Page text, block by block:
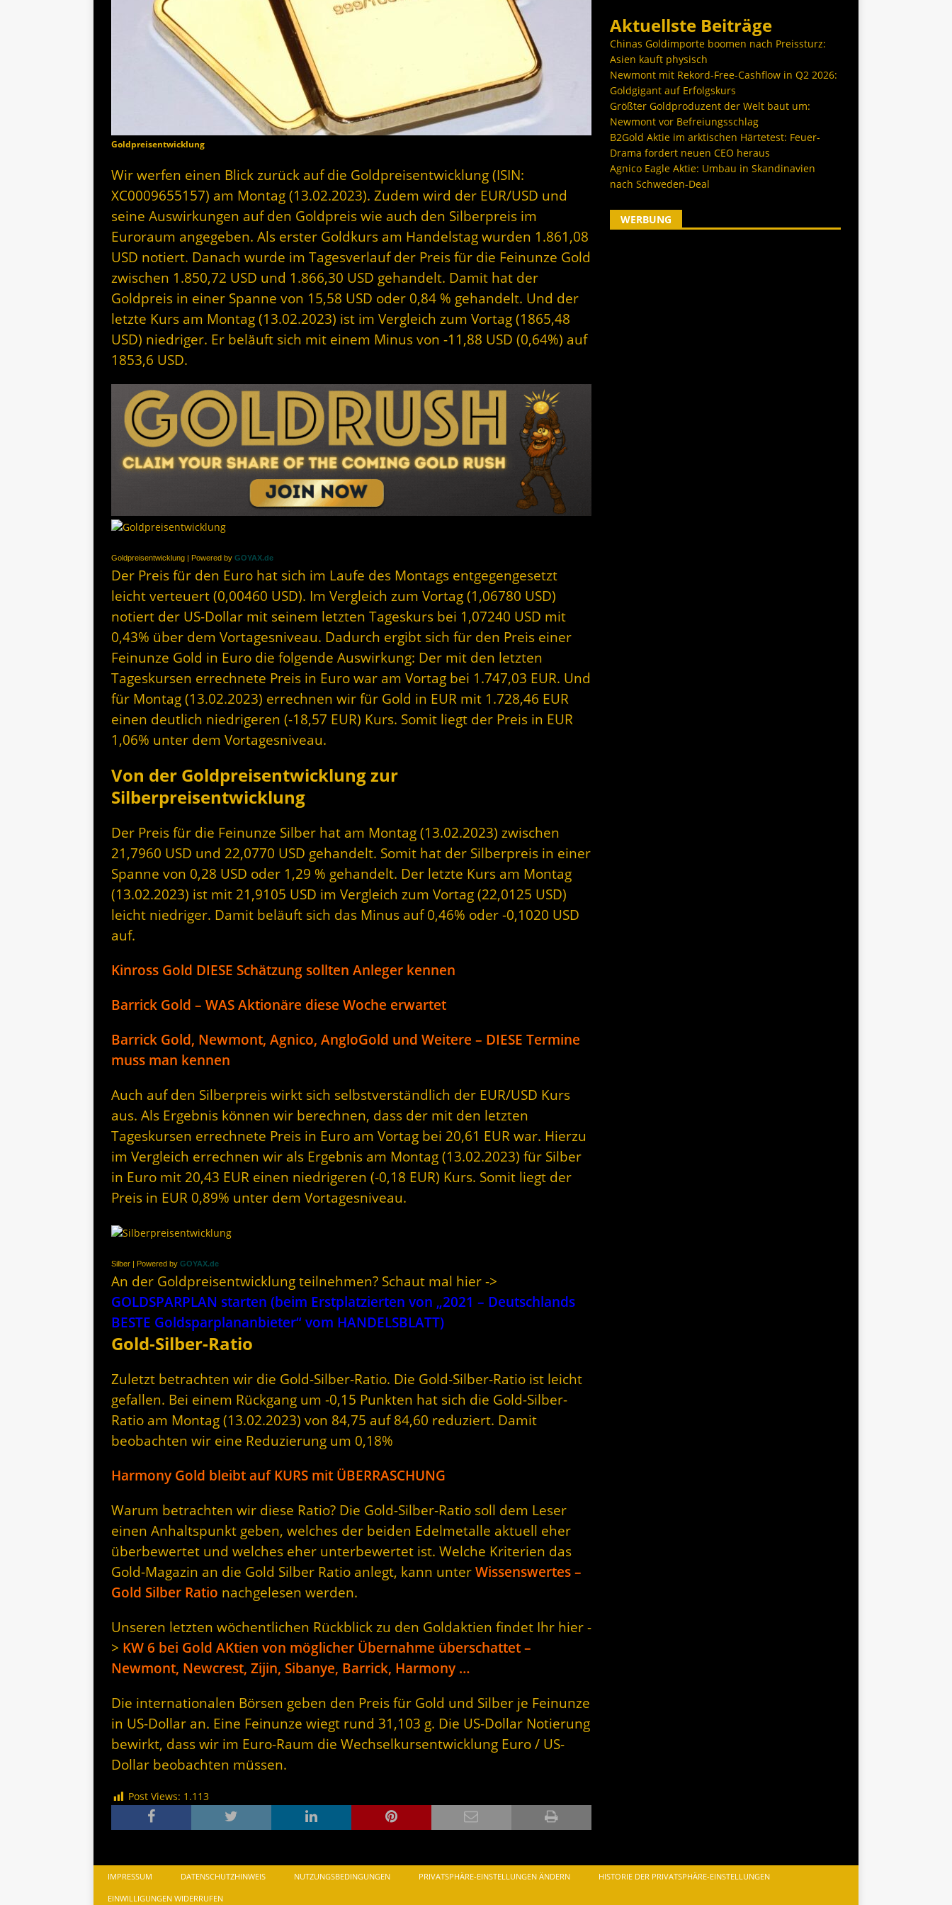
Goldpreisentwicklung
Wir werfen einen Blick zurück auf die Goldpreisentwicklung (ISIN:
XC0009655157) am Montag (13.02.2023). Zudem wird der EUR/USD und
seine Auswirkungen auf den Goldpreis wie auch den Silberpreis im
Euroraum angegeben. Als erster Goldkurs am Handelstag wurden 1.861,08
USD notiert. Danach wurde im Tagesverlauf der Preis für die Feinunze Gold
zwischen 1.850,72 USD und 1.866,30 USD gehandelt. Damit hat der
Goldpreis in einer Spanne von 15,58 USD oder 0,84 % gehandelt. Und der
letzte Kurs am Montag (13.02.2023) ist im Vergleich zum Vortag (1865,48
USD) niedriger. Er beläuft sich mit einem Minus von -11,88 USD (0,64%) auf
1853,6 USD.
Goldpreisentwicklung | Powered by GOYAX.de
Der Preis für den Euro hat sich im Laufe des Montags entgegengesetzt
leicht verteuert (0,00460 USD). Im Vergleich zum Vortag (1,06780 USD)
notiert der US-Dollar mit seinem letzten Tageskurs bei 1,07240 USD mit
0,43% über dem Vortagesniveau. Dadurch ergibt sich für den Preis einer
Feinunze Gold in Euro die folgende Auswirkung: Der mit den letzten
Tageskursen errechnete Preis in Euro war am Vortag bei 1.747,03 EUR. Und
für Montag (13.02.2023) errechnen wir für Gold in EUR mit 1.728,46 EUR
einen deutlich niedrigeren (-18,57 EUR) Kurs. Somit liegt der Preis in EUR
1,06% unter dem Vortagesniveau.
Von der Goldpreisentwicklung zur
Silberpreisentwicklung
Der Preis für die Feinunze Silber hat am Montag (13.02.2023) zwischen
21,7960 USD und 22,0770 USD gehandelt. Somit hat der Silberpreis in einer
Spanne von 0,28 USD oder 1,29 % gehandelt. Der letzte Kurs am Montag
(13.02.2023) ist mit 21,9105 USD im Vergleich zum Vortag (22,0125 USD)
leicht niedriger. Damit beläuft sich das Minus auf 0,46% oder -0,1020 USD
auf.
Kinross Gold DIESE Schätzung sollten Anleger kennen
Barrick Gold – WAS Aktionäre diese Woche erwartet
Barrick Gold, Newmont, Agnico, AngloGold und Weitere – DIESE Termine
muss man kennen
Auch auf den Silberpreis wirkt sich selbstverständlich der EUR/USD Kurs
aus. Als Ergebnis können wir berechnen, dass der mit den letzten
Tageskursen errechnete Preis in Euro am Vortag bei 20,61 EUR war. Hierzu
im Vergleich errechnen wir als Ergebnis am Montag (13.02.2023) für Silber
in Euro mit 20,43 EUR einen niedrigeren (-0,18 EUR) Kurs. Somit liegt der
Preis in EUR 0,89% unter dem Vortagesniveau.
Silber | Powered by GOYAX.de
An der Goldpreisentwicklung teilnehmen? Schaut mal hier ->
GOLDSPARPLAN starten (beim Erstplatzierten von „2021 – Deutschlands
BESTE Goldsparplananbieter“ vom HANDELSBLATT)
Gold-Silber-Ratio
Zuletzt betrachten wir die Gold-Silber-Ratio. Die Gold-Silber-Ratio ist leicht
gefallen. Bei einem Rückgang um -0,15 Punkten hat sich die Gold-Silber-
Ratio am Montag (13.02.2023) von 84,75 auf 84,60 reduziert. Damit
beobachten wir eine Reduzierung um 0,18%
Harmony Gold bleibt auf KURS mit ÜBERRASCHUNG
Warum betrachten wir diese Ratio? Die Gold-Silber-Ratio soll dem Leser
einen Anhaltspunkt geben, welches der beiden Edelmetalle aktuell eher
überbewertet und welches eher unterbewertet ist. Welche Kriterien das
Gold-Magazin an die Gold Silber Ratio anlegt, kann unter Wissenswertes –
Gold Silber Ratio nachgelesen werden.
Unseren letzten wöchentlichen Rückblick zu den Goldaktien findet Ihr hier -
> KW 6 bei Gold AKtien von möglicher Übernahme überschattet –
Newmont, Newcrest, Zijin, Sibanye, Barrick, Harmony …
Die internationalen Börsen geben den Preis für Gold und Silber je Feinunze
in US-Dollar an. Eine Feinunze wiegt rund 31,103 g. Die US-Dollar Notierung
bewirkt, dass wir im Euro-Raum die Wechselkursentwicklung Euro / US-
Dollar beobachten müssen.
Post Views: 1.113
Aktuellste Beiträge
Chinas Goldimporte boomen nach Preissturz:
Asien kauft physisch
Newmont mit Rekord-Free-Cashflow in Q2 2026:
Goldgigant auf Erfolgskurs
Größter Goldproduzent der Welt baut um:
Newmont vor Befreiungsschlag
B2Gold Aktie im arktischen Härtetest: Feuer-
Drama fordert neuen CEO heraus
Agnico Eagle Aktie: Umbau in Skandinavien
nach Schweden-Deal
WERBUNG
IMPRESSUM DATENSCHUTZHINWEIS NUTZUNGSBEDINGUNGEN PRIVATSPHÄRE-EINSTELLUNGEN ÄNDERN HISTORIE DER PRIVATSPHÄRE-EINSTELLUNGEN
EINWILLIGUNGEN WIDERRUFEN